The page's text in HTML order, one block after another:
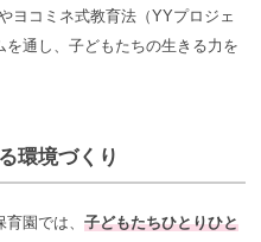
ヨコミネ式教育法（YYプロジェ
通し、子どもたちの生きる力を
環境づくり
育園では、子どもたちひとりひと